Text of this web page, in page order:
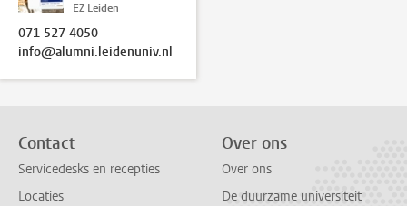
EZ Leiden
071 527 4050
info@alumni.leidenuniv.nl
Contact
Servicedesks en recepties
Locaties
Over ons
Over ons
De duurzame universiteit